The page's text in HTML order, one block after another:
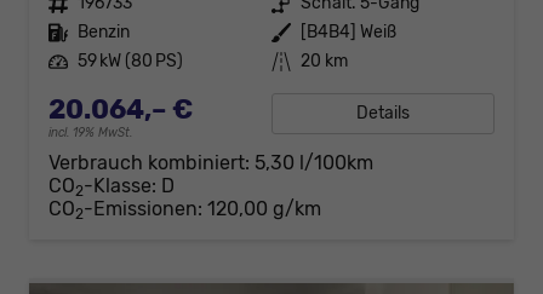
Kraftstoff Benzin Außenfarbe
[B4B4] Weiß
Leistung 59 kW (80 PS) Kilometerstand 20 km
20.064,– €
incl. 19% MwSt.
Details
Verbrauch kombiniert: 5,30 l/100km
CO2-Klasse: D
CO2-Emissionen: 120,00 g/km